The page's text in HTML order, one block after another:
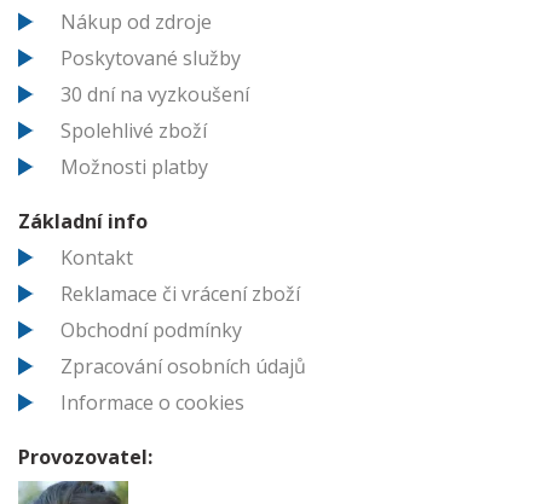
Nákup od zdroje
Poskytované služby
30 dní na vyzkoušení
Spolehlivé zboží
Možnosti platby
Základní info
Kontakt
Reklamace či vrácení zboží
Obchodní podmínky
Zpracování osobních údajů
Informace o cookies
Provozovatel: